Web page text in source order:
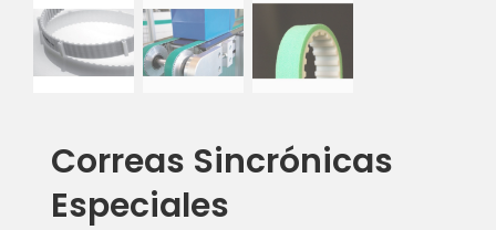
Correas Sincrónicas
Especiales